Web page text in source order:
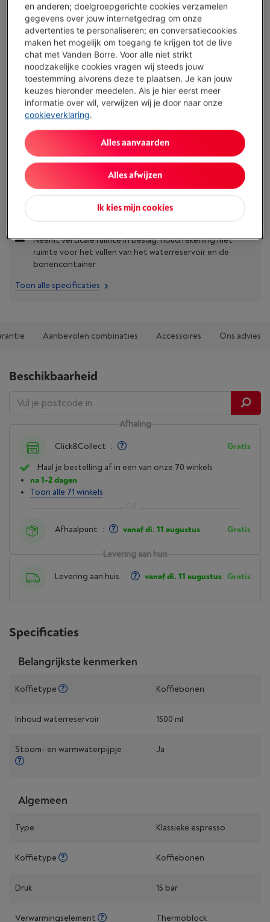
Koop nu
Vergelijken
Troeven
Geïntegreerde koffiemolen met 8 maalstanden: pas de
maling aan voor een optimale smaak
3 temperatuurinstellingen + Thermoblock: stabiele
extractie om het zetproces aan te passen aan het type
koffie
My LatteArt-mondstuk: fijn melkschuim voor cappuccino's
Neemt verticale ruimte in beslag: houd rekening met
ruimte voor het vullen van het waterreservoir en de
bonencontainer
Toon alle specificaties
Aanbevolen combinaties Accessoires Ons advies
Beschikbaarheid
Levering aan huis
Levering aan huis : vanaf di. 11 augustus Gratis
Afhaling
Click&Collect : Gratis
Haal je bestelling af in een van onze 70 winkels
na 1-2 dagen
Toon alle 71 winkels
Afhaalpunt : vanaf di. 11 augustus Gratis
Specificaties
Belangrijkste kenmerken
Koffietype Koffiebonen
Inhoud waterreservoir 1500 ml
Stoom- en warmwaterpijpje Ja
Algemeen
Type Klassieke espresso
Koffietype Koffiebonen
Druk 15 bar
Verwarmingselement Thermoblock
en anderen; doelgroepgerichte cookies verzamelen
gegevens over jouw internetgedrag om onze
advertenties te personaliseren; en conversatiecookies
maken het mogelijk om toegang te krijgen tot de live
chat met Vanden Borre. Voor alle niet strikt
noodzakelijke cookies vragen wij steeds jouw
toestemming alvorens deze te plaatsen. Je kan jouw
keuzes hieronder meedelen. Als je hier eerst meer
informatie over wil, verwijzen wij je door naar onze
cookieverklaring.
Ik kies mijn cookies
Alles afwijzen
Alles aanvaarden